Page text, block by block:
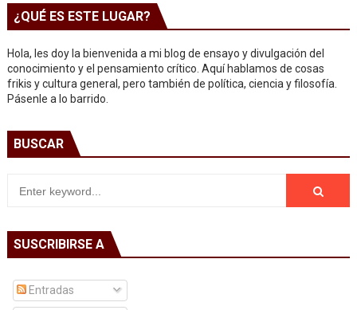
¿QUÉ ES ESTE LUGAR?
Hola, les doy la bienvenida a mi blog de ensayo y divulgación del
conocimiento y el pensamiento crítico. Aquí hablamos de cosas
frikis y cultura general, pero también de política, ciencia y filosofía.
Pásenle a lo barrido.
BUSCAR
SUSCRIBIRSE A
Entradas